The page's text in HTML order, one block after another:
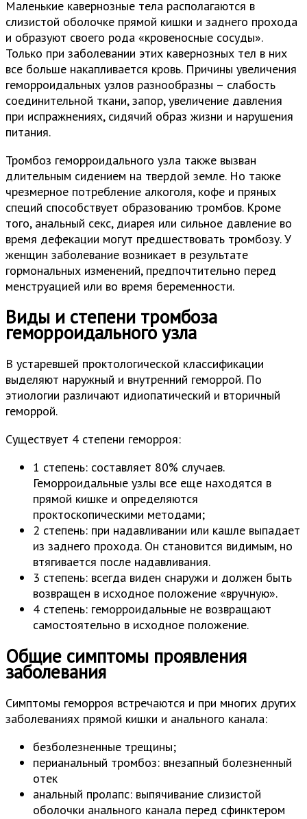
Маленькие кавернозные тела располагаются в
слизистой оболочке прямой кишки и заднего прохода
и образуют своего рода «кровеносные сосуды».
Только при заболевании этих кавернозных тел в них
все больше накапливается кровь. Причины увеличения
геморроидальных узлов разнообразны – слабость
соединительной ткани, запор, увеличение давления
при испражнениях, сидячий образ жизни и нарушения
питания.
Тромбоз геморроидального узла также вызван
длительным сидением на твердой земле. Но также
чрезмерное потребление алкоголя, кофе и пряных
специй способствует образованию тромбов. Кроме
того, анальный секс, диарея или сильное давление во
время дефекации могут предшествовать тромбозу. У
женщин заболевание возникает в результате
гормональных изменений, предпочтительно перед
менструацией или во время беременности.
Виды и степени тромбоза
геморроидального узла
В устаревшей проктологической классификации
выделяют наружный и внутренний геморрой. По
этиологии различают идиопатический и вторичный
геморрой.
Существует 4 степени геморроя:
1 степень: составляет 80% случаев.
Геморроидальные узлы все еще находятся в
прямой кишке и определяются
проктоскопическими методами;
2 степень: при надавливании или кашле выпадает
из заднего прохода. Он становится видимым, но
втягивается после надавливания.
3 степень: всегда виден снаружи и должен быть
возвращен в исходное положение «вручную».
4 степень: геморроидальные не возвращают
самостоятельно в исходное положение.
Общие симптомы проявления
заболевания
Симптомы геморроя встречаются и при многих других
заболеваниях прямой кишки и анального канала:
безболезненные трещины;
перианальный тромбоз: внезапный болезненный
отек
анальный пролапс: выпячивание слизистой
оболочки анального канала перед сфинктером